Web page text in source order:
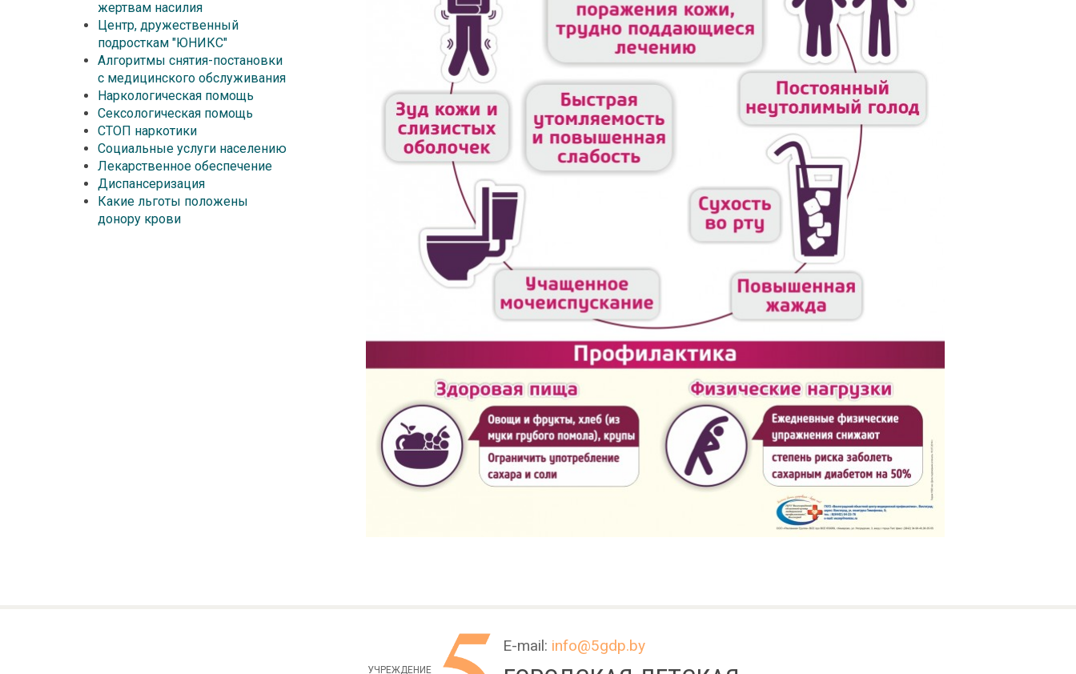
жертвам насилия
Центр, дружественный
подросткам "ЮНИКС"
Алгоритмы снятия-постановки
с медицинского обслуживания
Наркологическая помощь
Сексологическая помощь
СТОП наркотики
Социальные услуги населению
Лекарственное обеспечение
Диспансеризация
Какие льготы положены
донору крови
УЧРЕЖДЕНИЕ
E-mail: info@5gdp.by